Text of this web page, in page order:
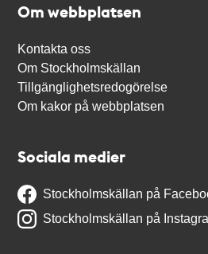
Om webbplatsen
Kontakta oss
Om Stockholmskällan
Tillgänglighetsredogörelse
Om kakor på webbplatsen
Sociala medier
Stockholmskällan på
Stockholmskällan på